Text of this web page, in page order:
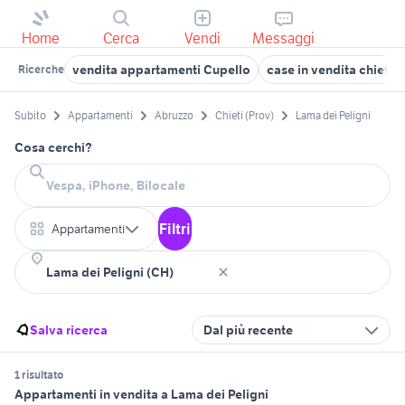
Home Cerca Vendi Messaggi
Ricerche vendita appartamenti Cupello case in vendita chieti
Subito Appartamenti Abruzzo Chieti (Prov) Lama dei Peligni
Cosa cerchi?
Appartamenti Filtri
Salva ricerca Dal più recente
1 risultato
Appartamenti in vendita a Lama dei Peligni